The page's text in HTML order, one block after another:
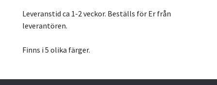
Leveranstid ca 1-2 veckor. Beställs för Er från
leverantören.
Finns i 5 olika färger.